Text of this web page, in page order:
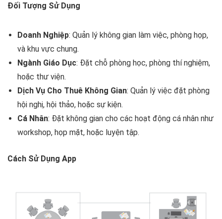
Đối Tượng Sử Dụng
Doanh Nghiệp: Quản lý không gian làm việc, phòng họp,
và khu vực chung.
Ngành Giáo Dục: Đặt chỗ phòng học, phòng thí nghiệm,
hoặc thư viện.
Dịch Vụ Cho Thuê Không Gian: Quản lý việc đặt phòng
hội nghị, hội thảo, hoặc sự kiện.
Cá Nhân: Đặt không gian cho các hoạt động cá nhân như
workshop, họp mặt, hoặc luyện tập.
Cách Sử Dụng App